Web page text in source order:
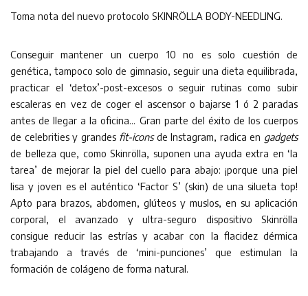
Toma nota del nuevo protocolo SKINRÖLLA BODY-NEEDLING.
Conseguir mantener un cuerpo 10 no es solo cuestión de
genética, tampoco solo de gimnasio, seguir una dieta equilibrada,
practicar el ‘detox’-post-excesos o seguir rutinas como subir
escaleras en vez de coger el ascensor o bajarse 1 ó 2 paradas
antes de llegar a la oficina… Gran parte del éxito de los cuerpos
de celebrities y grandes fit-iconsde Instagram, radica en gadgets
de belleza que, como Skinrölla, suponen una ayuda extra en ‘la
tarea’ de mejorar la piel del cuello para abajo: ¡porque una piel
lisa y joven es el auténtico ‘Factor S’ (skin) de una silueta top!
Apto para brazos, abdomen, glúteos y muslos, en su aplicación
corporal, el avanzado y ultra-seguro dispositivo Skinrölla
consigue reducir las estrías y acabar con la flacidez dérmica
trabajando a través de ‘mini-punciones’ que estimulan la
formación de colágeno de forma natural.